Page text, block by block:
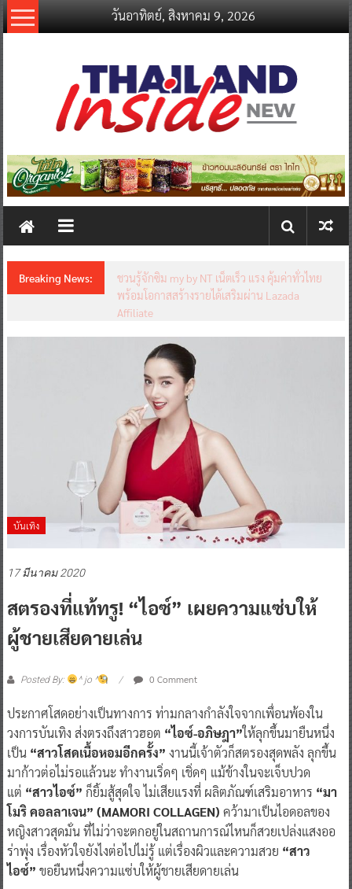
Skip
to
วันอาทิตย์, สิงหาคม 9, 2026
thailandinsidenew.com
Thailand
New
Breaking News:
ชวนรู้จักซิม my by NT เน็ตเร็ว แรง คุ้มค่าทั่วไทย
พร้อมโอกาสสร้างรายได้เสริมผ่าน Lazada
Affiliate
บันเทิง
17 มีนาคม 2020
สตรองที่แท้ทรู! “ไอซ์” เผยความแซ่บให้
ผู้ชายเสียดายเล่น
Posted By: ^ jo ^ 0 Comment
ประกาศโสดอย่างเป็นทางการ ท่ามกลางกำลังใจจากเพื่อนพ้องใน
วงการบันเทิง ส่งตรงถึงสาวฮอต “ไอซ์-อภิษฎา”ให้ลุกขึ้นมายืนหนึ่ง
เป็น “สาวโสดเนื้อหอมอีกครั้ง” งานนี้เจ้าตัวก็สตรองสุดพลัง ลุกขึ้น
มาก้าวต่อไม่รอแล้วนะ ทำงานเริ่ดๆ เชิ่ดๆ แม้ข้างในจะเจ็บปวด
แต่ “สาวไอซ์” ก็ยิ้มสู้สุดใจ ไม่เสียแรงที่ ผลิตภัณฑ์เสริมอาหาร “มา
โมริ คอลลาเจน” (MAMORI COLLAGEN) คว้ามาเป็นไอดอลของ
หญิงสาวสุดมั่น ที่ไม่ว่าจะตกอยู่ในสถานการณ์ไหนก็สวยเปล่งแสงออ
ร่าพุ่ง เรื่องหัวใจยังไงต่อไปไม่รู้ แต่เรื่องผิวและความสวย “สาว
ไอซ์” ขอยืนหนึ่งความแซ่บให้ผู้ชายเสียดายเล่น